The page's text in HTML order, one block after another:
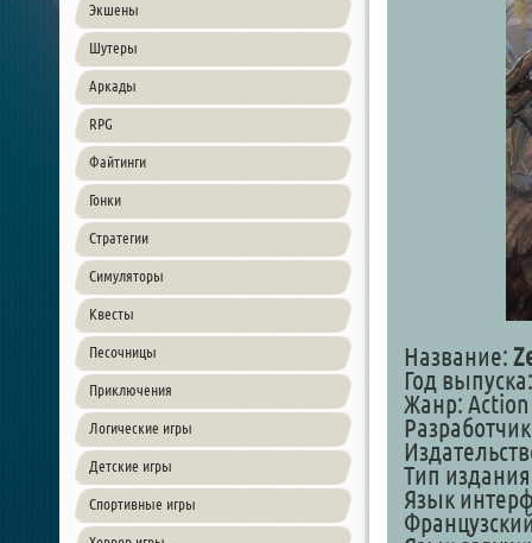
Экшены
Шутеры
Аркады
RPG
Файтинги
Гонки
Стратегии
Симуляторы
Квесты
Песочницы
Приключения
Логические игры
Детские игры
Спортивные игры
Название:
Год
Жанр: Action
Тип
Язык